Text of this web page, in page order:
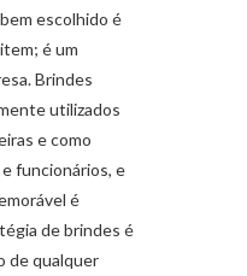
escolhido é
é um
Brindes
utilizados
e como
funcionários, e
é
de brindes é
de qualquer